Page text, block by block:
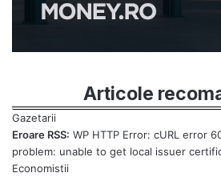
Articole
Eroare RSS: WP HTTP Error: cURL error
problem: unable to get local issuer